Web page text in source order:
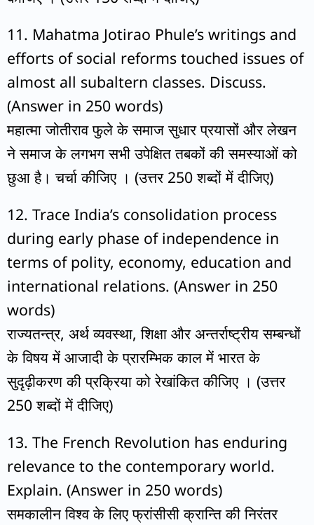
11. Mahatma Jotirao Phule’s writings and
efforts of social reforms touched issues of
almost all subaltern classes. Discuss.
(Answer in 250 words)
महात्मा जोतीराव फुले के समाज सुधार प्रयासों और लेखन
ने समाज के लगभग सभी उपेक्षित तबकों की समस्याओं को
छुआ है। चर्चा कीजिए । (उत्तर 250 शब्दों में दीजिए)
12. Trace India’s consolidation process
during early phase of independence in
terms of polity, economy, education and
international relations. (Answer in 250
words)
राज्यतन्त्र, अर्थ व्यवस्था, शिक्षा और अन्तर्राष्ट्रीय सम्बन्धों
के विषय में आजादी के प्रारम्भिक काल में भारत के
सुदृढ़ीकरण की प्रक्रिया को रेखांकित कीजिए । (उत्तर
250 शब्दों में दीजिए)
13. The French Revolution has enduring
relevance to the contemporary world.
Explain. (Answer in 250 words)
समकालीन विश्व के लिए फ्रांसीसी क्रान्ति की निरंतर